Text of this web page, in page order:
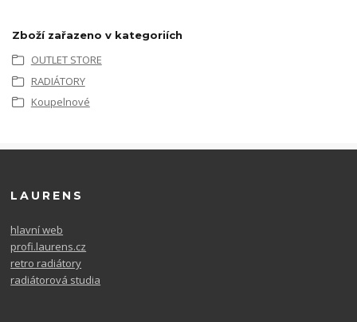
Zboží zařazeno v kategoriích
OUTLET STORE
RADIÁTORY
Koupelnové
LAURENS
hlavní web
profi.laurens.cz
retro radiátory
radiátorová studia